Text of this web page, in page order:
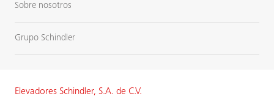
Sobre nosotros
Grupo Schindler
Elevadores Schindler, S.A. de C.V.